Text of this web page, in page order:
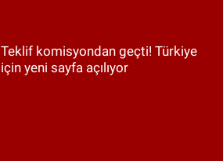
Teklif komisyondan geçti! Türkiye
için yeni sayfa açılıyor